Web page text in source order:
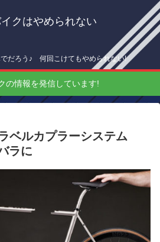
クはやめられない
だろう♪ 何回こけてもやめられない!
の情報を発信しています!
ベルカプラーシステム
ラに